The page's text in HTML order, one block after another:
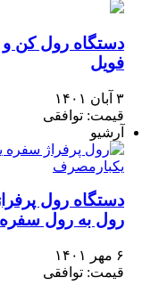
دستگاه رول کن
فویل
۳ آبان ۱۴۰۱
قیمت: توافقی
آرشیو
دستگاه رول
رول به رول
۶ مهر ۱۴۰۱
قیمت: توافقی